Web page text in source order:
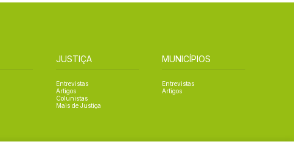
JUSTIÇA
Entrevistas
Artigos
Colunistas
Mais de Justiça
MUNICÍPIOS
Entrevistas
Artigos